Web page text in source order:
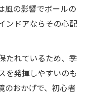
風の影響でボールの
ンドアならその心配
たれているため、季
を発揮しやすいのも
のおかげで、初心者